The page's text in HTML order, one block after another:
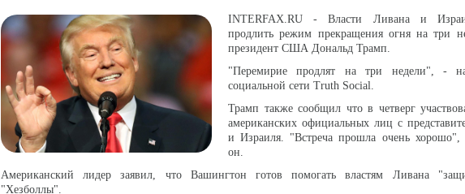
INTERFAX.RU - Власти Ливана и
продлить режим прекращения огня на три
президент США Дональд Трамп.
"Перемирие продлят на три недели", -
социальной сети Truth Social.
Трамп также сообщил что в четверг
американских официальных лиц с
и Израиля. "Встреча прошла очень хорошо",
он.
Американский лидер заявил, что Вашингтон готов помогать властям Ливана
"Хезболлы".